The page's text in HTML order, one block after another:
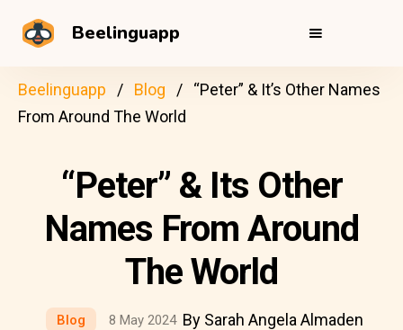
Beelinguapp
Beelinguapp Blog
“Peter” & It’s Other Names
From Around The World
“Peter” & Its Other
Names From Around
The World
Blog 8 May 2024 By Sarah Angela Almaden